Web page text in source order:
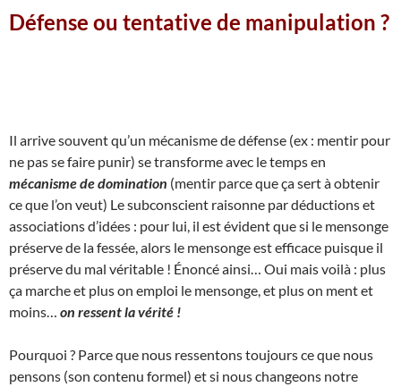
Défense ou tentative de manipulation ?
Il arrive souvent qu’un mécanisme de défense (ex : mentir pour
ne pas se faire punir) se transforme avec le temps en
mécanisme de domination (mentir parce que ça sert à obtenir
ce que l’on veut) Le subconscient raisonne par déductions et
associations d’idées : pour lui, il est évident que si le mensonge
préserve de la fessée, alors le mensonge est efficace puisque il
préserve du mal véritable ! Énoncé ainsi… Oui mais voilà : plus
ça marche et plus on emploi le mensonge, et plus on ment et
moins… on ressent la vérité !
Pourquoi ? Parce que nous ressentons toujours ce que nous
pensons (son contenu formel) et si nous changeons notre